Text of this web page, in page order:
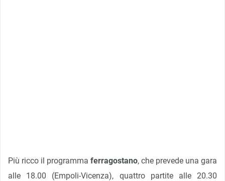
Più ricco il programma ferragostano, che prevede una gara
alle 18.00 (Empoli-Vicenza), quattro partite alle 20.30